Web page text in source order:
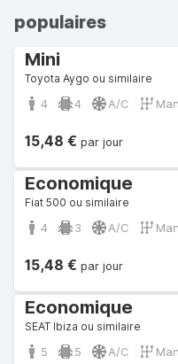
populaires
Mini
Toyota Aygo ou similaire
4 4 A/C
15,48 € par jour
Economique
Fiat 500 ou similaire
4 3 A/C
15,48 € par jour
Economique
SEAT Ibiza ou similaire
5 5 A/C